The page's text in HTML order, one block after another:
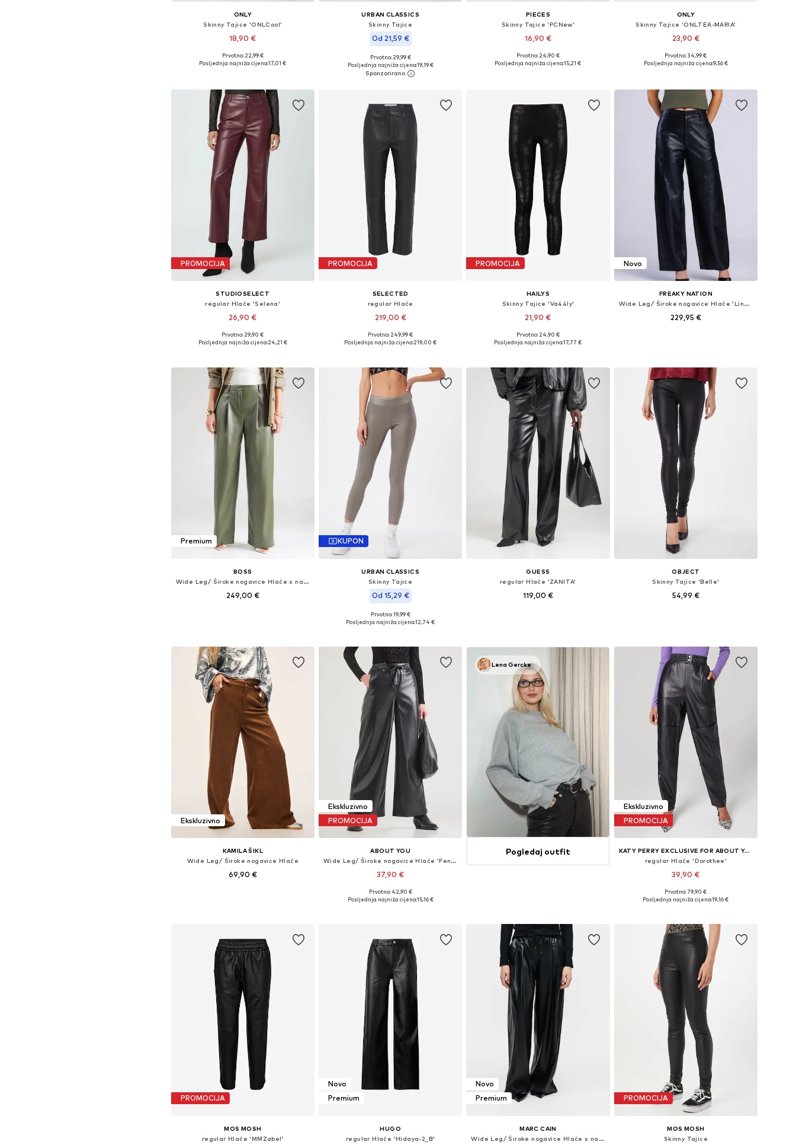
ONLY
Skinny Tajice 'ONLCool'
18,90 €
Dostupne veličine: XS, S, M, L, XL
Prvotno: 22,99 €
Posljednja najniža cijena:17,01 €
URBAN CLASSICS
Skinny Tajice
Od 21,59 €
Dostupno u više veličina
Dodaj u košaricu
Prvotno: 29,99 €
Posljednja najniža cijena:19,19 €
PIECES
Skinny Tajice 'PCNew'
16,90 €
Dostupne veličine: XS-S, S-M, M-L, L-XL
Prvotno: 24,90 €
Posljednja najniža cijena:15,21 €
ONLY
Skinny Tajice 'ONLTEA-MARIA'
23,90 €
Prvotno: 34,99 €
Posljednja najniža cijena:9,56 €
PROMOCIJA
STUDIOSELECT
regular Hlače 'Selena'
26,90 €
Dostupne veličine: 34, 36, 38, 40, 42
Prvotno: 29,90 €
Posljednja najniža cijena:24,21 €
PROMOCIJA
SELECTED
regular Hlače
219,00 €
Dostupne veličine: 34, 36, 38, 40, 42, 44
Prvotno: 249,99 €
Posljednja najniža cijena:219,00 €
PROMOCIJA
HAILYS
Skinny Tajice 'Va44ly'
21,90 €
Dostupne veličine: XS, S, M, L, XXL
Prvotno: 24,90 €
Posljednja najniža cijena:17,77 €
Novo
FREAKY NATION
Wide Leg/ Široke nogavice Hlače 'Lindsey'
229,95 €
Premium
BOSS
Wide Leg/ Široke nogavice Hlače s naborima 'Tiana4-M'
249,00 €
KUPON
URBAN CLASSICS
Skinny Tajice
Od 15,29 €
Dostupno u više veličina
Prvotno: 19,99 €
Posljednja najniža cijena:12,74 €
GUESS
regular Hlače 'ZANITA'
119,00 €
OBJECT
Skinny Tajice 'Belle'
54,99 €
Ekskluzivno
KAMILA ŠIKL
Wide Leg/ Široke nogavice Hlače
69,90 €
Ekskluzivno
PROMOCIJA
ABOUT YOU
Wide Leg/ Široke nogavice Hlače 'Fenna'
37,90 €
Dostupne veličine: 34, 36, 38, 40, 42, 44
Prvotno: 42,90 €
Posljednja najniža cijena:15,16 €
Lena Gercke
Pogledaj outfit
Ekskluzivno
PROMOCIJA
KATY PERRY EXCLUSIVE FOR ABOUT YOU
regular Hlače 'Dorothee'
39,90 €
Dostupne veličine: 34, 36, 38, 40, 42, 44
Prvotno: 79,90 €
Posljednja najniža cijena:19,16 €
PROMOCIJA
MOS MOSH
regular Hlače 'MMZabel'
Novo
Premium
HUGO
regular Hlače 'Hidaya-2_B'
Novo
Premium
MARC CAIN
Wide Leg/ Široke nogavice Hlače s naborima
PROMOCIJA
MOS MOSH
Skinny Tajice